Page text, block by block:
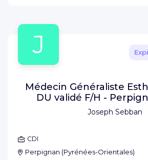
J
Joseph Sebban
Médecin Généraliste
DU validé F/H -
CDI
Perpignan (Pyrénées-Orientales)